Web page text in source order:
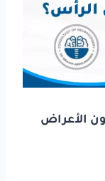
الأعراض